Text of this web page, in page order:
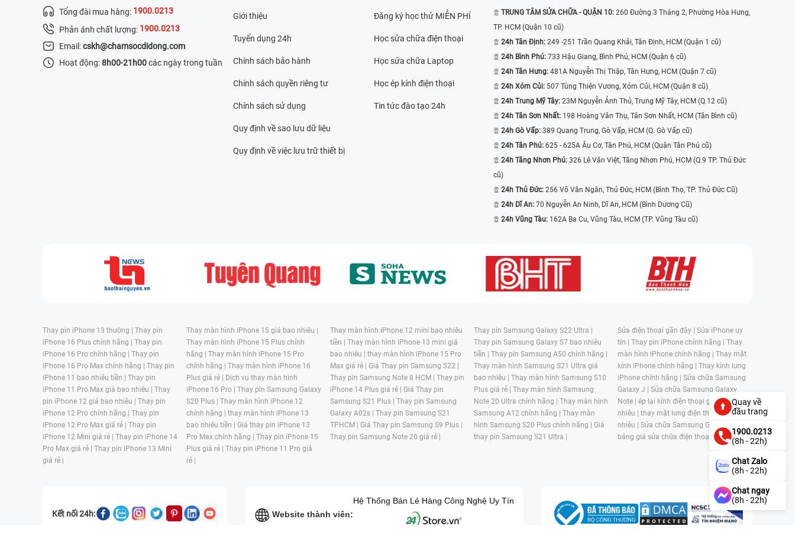
Tổng đài mua hàng: 1900.0213
Phản ánh chất lượng: 1900.0213
Email:cskh@chamsocdidong.com
Hoạt động:8h00-21h00các ngày trong tuần
Giới thiệu
Tuyển dụng 24h
Chính sách bảo hành
Chính sách quyền riêng tư
Chính sách sử dụng
Quy định về sao lưu dữ liệu
Quy định về việc lưu trữ thiết bị
Đăng ký học thử MIỄN PHÍ
Học sửa chữa điện thoại
Học sửa chữa Laptop
Học ép kính điện thoại
Tin tức đào tạo 24h
TRUNG TÂM SỬA CHỮA - QUẬN 10: 260 Đường 3 Tháng 2, Phường Hòa Hưng,
TP. HCM (Quận 10 cũ)
24h Tân Định: 249 -251 Trần Quang Khải, Tân Định, HCM (Quận 1 cũ)
24h Bình Phú: 733 Hậu Giang, Bình Phú, HCM (Quận 6 cũ)
24h Tân Hưng: 481A Nguyễn Thị Thập, Tân Hưng, HCM (Quận 7 cũ)
24h Xóm Củi: 507 Tùng Thiện Vương, Xóm Củi, HCM (Quận 8 cũ)
24h Trung Mỹ Tây: 23M Nguyễn Ảnh Thủ, Trung Mỹ Tây, HCM (Q.12 cũ)
24h Tân Sơn Nhất: 198 Hoàng Văn Thụ, Tân Sơn Nhất, HCM (Tân Bình cũ)
24h Gò Vấp: 389 Quang Trung, Gò Vấp, HCM (Q. Gò Vấp cũ)
24h Tân Phú: 625 - 625A Âu Cơ, Tân Phú, HCM (Quận Tân Phú cũ)
24h Tăng Nhơn Phú: 326 Lê Văn Việt, Tăng Nhơn Phú, HCM (Q.9 TP. Thủ Đức
cũ)
24h Thủ Đức: 256 Võ Văn Ngân, Thủ Đức, HCM (Bình Thọ, TP. Thủ Đức Cũ)
24h Dĩ An: 70 Nguyễn An Ninh, Dĩ An, HCM (Bình Dương Cũ)
24h Vũng Tàu: 162A Ba Cu, Vũng Tàu, HCM (TP. Vũng Tàu cũ)
Thay pin iPhone 13 thường | Thay pin
iPhone 16 Plus chính hãng | Thay pin
iPhone 16 Pro chính hãng | Thay pin
iPhone 16 Pro Max chính hãng | Thay pin
iPhone 11 bao nhiêu tiền | Thay pin
iPhone 11 Pro Max giá bao nhiêu | Thay
pin iPhone 12 giá bao nhiêu | Thay pin
iPhone 12 Pro chính hãng | Thay pin
iPhone 12 Pro Max giá rẻ | Thay pin
iPhone 12 Mini giá rẻ | Thay pin iPhone 14
Pro Max giá rẻ | Thay pin iPhone 13 Mini
giá rẻ |
Thay màn hình iPhone 15 giá bao nhiêu |
Thay màn hình iPhone 15 Plus chính
hãng | Thay màn hình iPhone 15 Pro
chính hãng | Thay màn hình iPhone 16
Plus giá rẻ | Dịch vụ thay màn hình
iPhone 16 Pro | Thay pin Samsung Galaxy
S20 Plus | Thay màn hình iPhone 12
chính hãng | thay màn hình iPhone 13
bao nhiêu tiền | Giá thay pin iPhone 13
Pro Max chính hãng | Thay pin iPhone 15
Plus giá rẻ | Thay pin iPhone 11 Pro giá
rẻ |
Thay màn hình iPhone 12 mini bao nhiêu
tiền | Thay màn hình iPhone 13 mini giá
bao nhiêu | thay màn hình iPhone 15 Pro
Max giá rẻ | Giá Thay pin Samsung S22 |
Thay pin Samsung Note 8 HCM | Thay pin
iPhone 14 Plus giá rẻ | Giá Thay pin
Samsung S21 Plus | Thay pin Samsung
Galaxy A02s | Thay pin Samsung S21
TPHCM | Giá Thay pin Samsung S9 Plus |
Thay pin Samsung Note 20 giá rẻ |
Thay pin Samsung Galaxy S22 Ultra |
Thay pin Samsung Galaxy S7 bao nhiêu
tiền | Thay pin Samsung A50 chính hãng |
Thay màn hình Samsung S21 Ultra giá
bao nhiêu | Thay màn hình Samsung S10
Plus giá rẻ | Thay màn hình Samsung
Note 20 Ultra chính hãng | Thay màn hình
Samsung A12 chính hãng | Thay màn
hình Samsung S20 Plus chính hãng | Giá
thay pin Samsung S21 Ultra |
Sửa điện thoại gần đây | Sửa iPhone uy
tín | Thay pin iPhone chính hãng | Thay
màn hình iPhone chính hãng | Thay mặt
kính iPhone chính hãng | Thay kính lưng
iPhone chính hãng | Sửa chữa Samsung
Galaxy J | Sửa chữa Samsung Galaxy
Note | ép lại kính điện thoại giá bao
nhiêu | thay mặt lưng điện thoại giá bao
nhiêu | Sửa chữa Samsung Galaxy S |
bảng giá sửa chữa điện thoại samsung |
Kết nối 24h: Website thành viên:
Hệ Thống Bán Lẻ Hàng Công Nghệ Uy Tín
Quay về
đầu trang
1900.0213
(8h - 22h)
Chat Zalo
(8h - 22h)
Chat ngay
(8h - 22h)